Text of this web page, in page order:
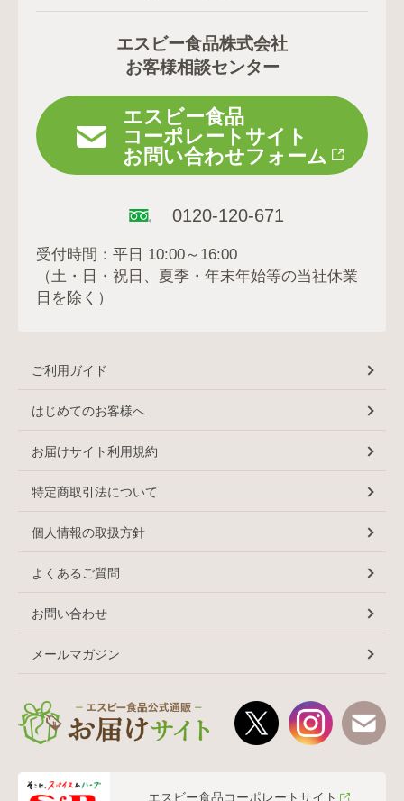
エスビー食品株式会社
お客様相談センター
エスビー食品
コーポレートサイト
お問い合わせフォーム
0120-120-671
受付時間：平日 10:00～16:00
（土・日・祝日、夏季・年末年始等の当社休業
日を除く）
ご利用ガイド
はじめてのお客様へ
お届けサイト利用規約
特定商取引法について
個人情報の取扱方針
よくあるご質問
お問い合わせ
メールマガジン
エスビー食品コーポレートサイト